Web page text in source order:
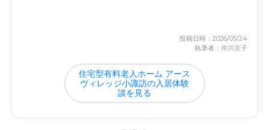
投稿日時：2026/05/24
執筆者：岸川京子
住宅型有料老人ホーム アース
ヴィレッジ小諏訪の入居体験
談を見る